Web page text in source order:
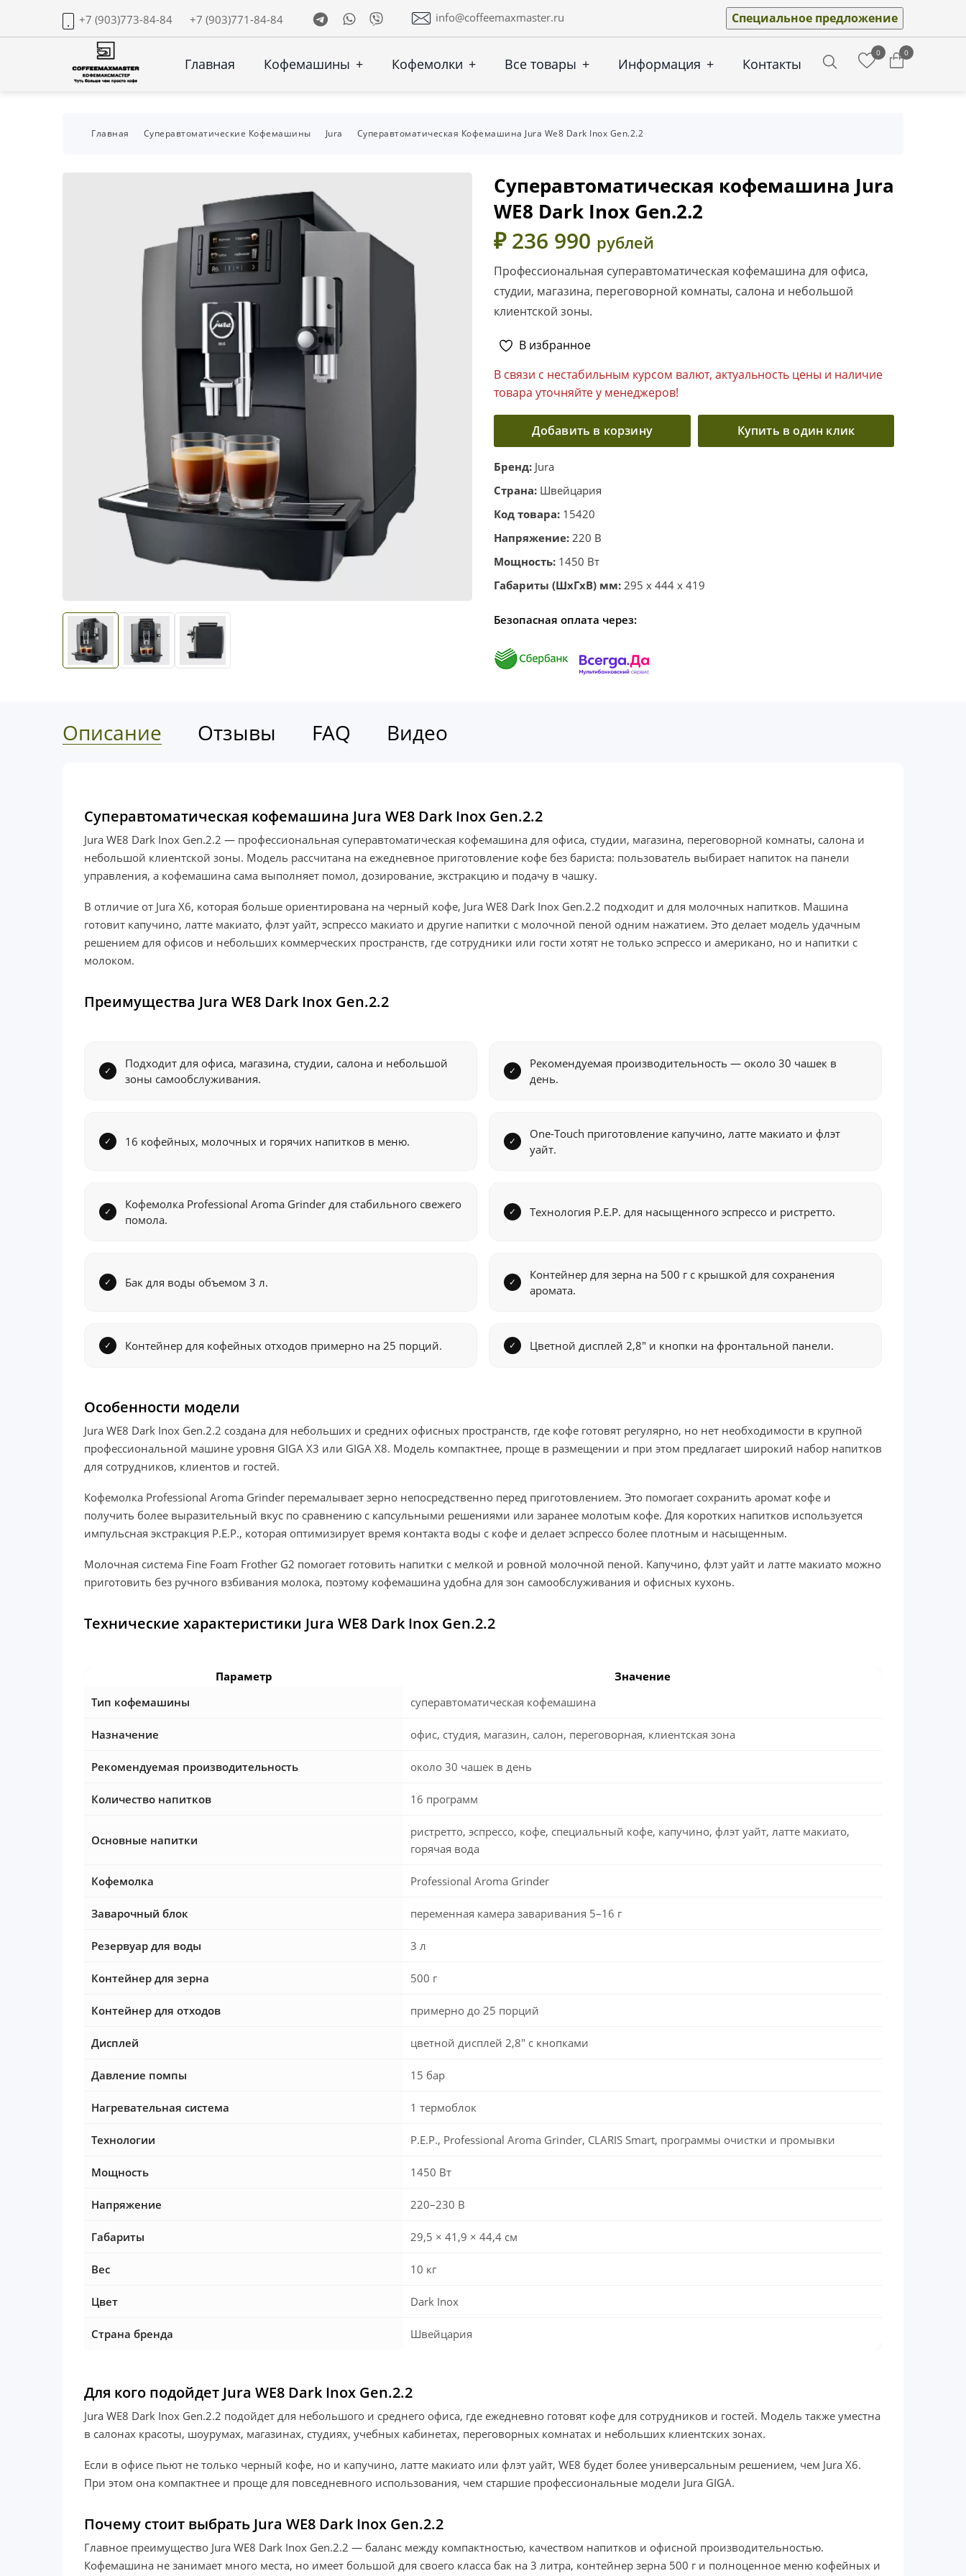
+7 (903)773-84-84 +7 (903)771-84-84 TelegramWhatsapp
Viber info@coffeemaxmaster.ru Специальное предложение
Главная Кофемашины + Кофемолки + Все товары + Информация + Контакты
0 0
Главная Суперавтоматические Кофемашины Jura Суперавтоматическая Кофемашина Jura We8 Dark Inox Gen.2.2
Суперавтоматическая кофемашина Jura
WE8 Dark Inox Gen.2.2
₽ 236 990 рублей
Профессиональная суперавтоматическая кофемашина для офиса,
студии, магазина, переговорной комнаты, салона и небольшой
клиентской зоны.
В избранное
В связи с нестабильным курсом валют, актуальность цены и наличие
товара уточняйте у менеджеров!
Добавить в корзину Купить в один клик
Бренд: Jura
Страна: Швейцария
Код товара: 15420
Напряжение: 220 В
Мощность: 1450 Вт
Габариты (ШхГхВ) мм: 295 x 444 x 419
Безопасная оплата через:
Описание Отзывы FAQ Видео
Суперавтоматическая кофемашина Jura WE8 Dark Inox Gen.2.2
Jura WE8 Dark Inox Gen.2.2 — профессиональная суперавтоматическая кофемашина для офиса, студии, магазина, переговорной комнаты, салона и
небольшой клиентской зоны. Модель рассчитана на ежедневное приготовление кофе без бариста: пользователь выбирает напиток на панели
управления, а кофемашина сама выполняет помол, дозирование, экстракцию и подачу в чашку.
В отличие от Jura X6, которая больше ориентирована на черный кофе, Jura WE8 Dark Inox Gen.2.2 подходит и для молочных напитков. Машина
готовит капучино, латте макиато, флэт уайт, эспрессо макиато и другие напитки с молочной пеной одним нажатием. Это делает модель удачным
решением для офисов и небольших коммерческих пространств, где сотрудники или гости хотят не только эспрессо и американо, но и напитки с
молоком.
Преимущества Jura WE8 Dark Inox Gen.2.2
Подходит для офиса, магазина, студии, салона и небольшой
зоны самообслуживания.
Рекомендуемая производительность — около 30 чашек в
день.
16 кофейных, молочных и горячих напитков в меню.
One-Touch приготовление капучино, латте макиато и флэт
уайт.
Кофемолка Professional Aroma Grinder для стабильного свежего
помола.
Технология P.E.P. для насыщенного эспрессо и ристретто.
Бак для воды объемом 3 л.
Контейнер для зерна на 500 г с крышкой для сохранения
аромата.
Контейнер для кофейных отходов примерно на 25 порций. Цветной дисплей 2,8″ и кнопки на фронтальной панели.
Особенности модели
Jura WE8 Dark Inox Gen.2.2 создана для небольших и средних офисных пространств, где кофе готовят регулярно, но нет необходимости в крупной
профессиональной машине уровня GIGA X3 или GIGA X8. Модель компактнее, проще в размещении и при этом предлагает широкий набор напитков
для сотрудников, клиентов и гостей.
Кофемолка Professional Aroma Grinder перемалывает зерно непосредственно перед приготовлением. Это помогает сохранить аромат кофе и
получить более выразительный вкус по сравнению с капсульными решениями или заранее молотым кофе. Для коротких напитков используется
импульсная экстракция P.E.P., которая оптимизирует время контакта воды с кофе и делает эспрессо более плотным и насыщенным.
Молочная система Fine Foam Frother G2 помогает готовить напитки с мелкой и ровной молочной пеной. Капучино, флэт уайт и латте макиато можно
приготовить без ручного взбивания молока, поэтому кофемашина удобна для зон самообслуживания и офисных кухонь.
Технические характеристики Jura WE8 Dark Inox Gen.2.2
Параметр
Значение
Тип кофемашины
суперавтоматическая кофемашина
Назначение офис, студия, магазин, салон, переговорная, клиентская зона
Рекомендуемая производительность около 30 чашек в день
Количество напитков 16 программ
Основные напитки
ристретто, эспрессо, кофе, специальный кофе, капучино, флэт уайт, латте макиато,
горячая вода
Кофемолка Professional Aroma Grinder
Заварочный блок переменная камера заваривания 5–16 г
Резервуар для воды 3 л
Контейнер для зерна 500 г
Контейнер для отходов примерно до 25 порций
Дисплей цветной дисплей 2,8″ с кнопками
Давление помпы 15 бар
Нагревательная система 1 термоблок
Технологии P.E.P., Professional Aroma Grinder, CLARIS Smart, программы очистки и промывки
Мощность 1450 Вт
Напряжение 220–230 В
Габариты 29,5 × 41,9 × 44,4 см
Вес 10 кг
Цвет Dark Inox
Страна бренда Швейцария
Для кого подойдет Jura WE8 Dark Inox Gen.2.2
Jura WE8 Dark Inox Gen.2.2 подойдет для небольшого и среднего офиса, где ежедневно готовят кофе для сотрудников и гостей. Модель также уместна
в салонах красоты, шоурумах, магазинах, студиях, учебных кабинетах, переговорных комнатах и небольших клиентских зонах.
Если в офисе пьют не только черный кофе, но и капучино, латте макиато или флэт уайт, WE8 будет более универсальным решением, чем Jura X6.
При этом она компактнее и проще для повседневного использования, чем старшие профессиональные модели Jura GIGA.
Почему стоит выбрать Jura WE8 Dark Inox Gen.2.2
Главное преимущество Jura WE8 Dark Inox Gen.2.2 — баланс между компактностью, качеством напитков и офисной производительностью.
Кофемашина не занимает много места, но имеет большой для своего класса бак на 3 литра, контейнер зерна 500 г и полноценное меню кофейных и